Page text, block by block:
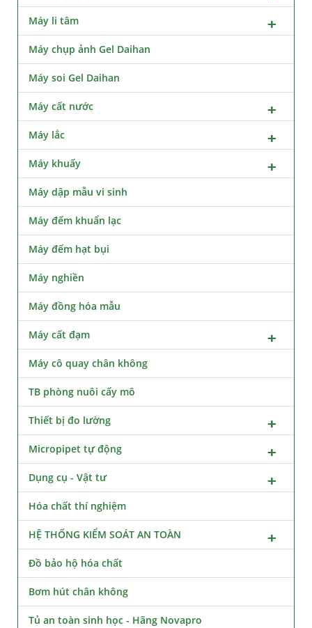
Máy li tâm
Máy chụp ảnh Gel Daihan
Máy soi Gel Daihan
Máy cất nước
Máy lắc
Máy khuấy
Máy dập mẫu vi sinh
Máy đếm khuẩn lạc
Máy đếm hạt bụi
Máy nghiền
Máy đồng hóa mẫu
Máy cất đạm
Máy cô quay chân không
TB phòng nuôi cấy mô
Thiết bị đo lường
Micropipet tự động
Dụng cụ - Vật tư
Hóa chất thí nghiệm
HỆ THỐNG KIỂM SOÁT AN TOÀN
Đồ bảo hộ hóa chất
Bơm hút chân không
Tủ an toàn sinh học - Hãng Novapro